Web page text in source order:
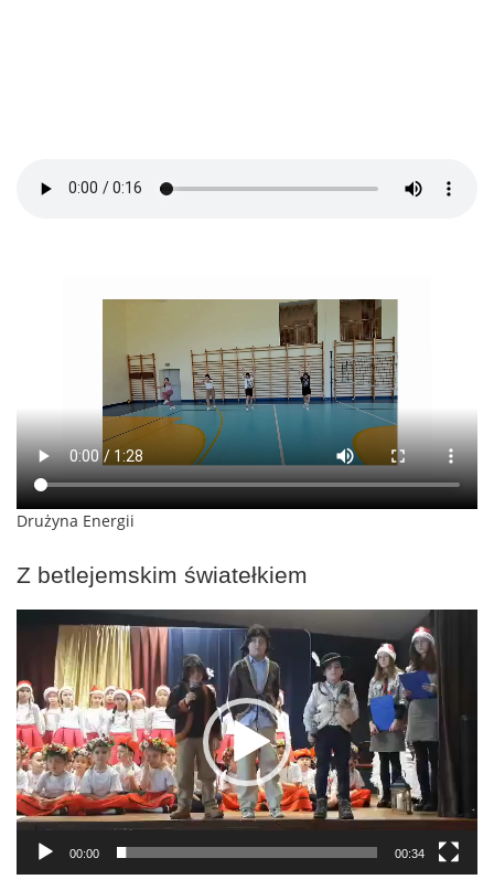
Drużyna Energii
Z betlejemskim światełkiem
Odtwarzacz
00:00 00:34